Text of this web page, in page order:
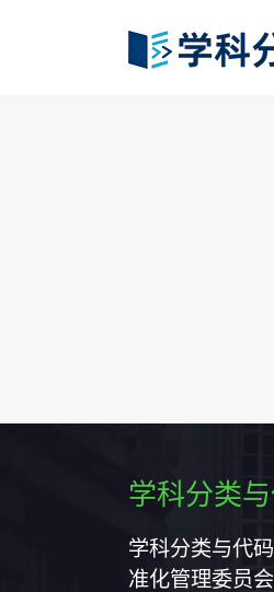
学科分类
学科分类与代
准化管理委员